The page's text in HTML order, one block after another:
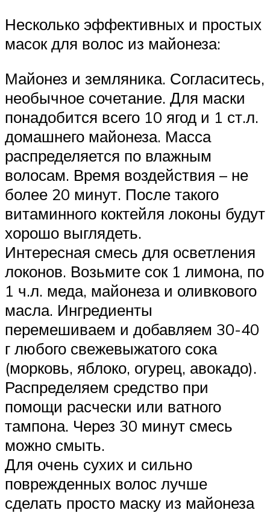
Несколько эффективных и простых
масок для волос из майонеза:
Майонез и земляника. Согласитесь,
необычное сочетание. Для маски
понадобится всего 10 ягод и 1 ст.л.
домашнего майонеза. Масса
распределяется по влажным
волосам. Время воздействия – не
более 20 минут. После такого
витаминного коктейля локоны будут
хорошо выглядеть.
Интересная смесь для осветления
локонов. Возьмите сок 1 лимона, по
1 ч.л. меда, майонеза и оливкового
масла. Ингредиенты
перемешиваем и добавляем 30-40
г любого свежевыжатого сока
(морковь, яблоко, огурец, авокадо).
Распределяем средство при
помощи расчески или ватного
тампона. Через 30 минут смесь
можно смыть.
Для очень сухих и сильно
поврежденных волос лучше
сделать просто маску из майонеза